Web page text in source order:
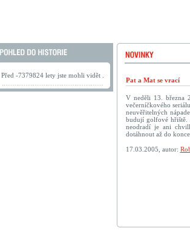
Před -7379824 lety jste mohli vidět .
Pat a Mat se vrací
V neděli 13. března
večerníčkového
neuvěřitelných
budují golfové hřiště.
neodradí je ani
dotáhnout až do
17.03.2005, autor: